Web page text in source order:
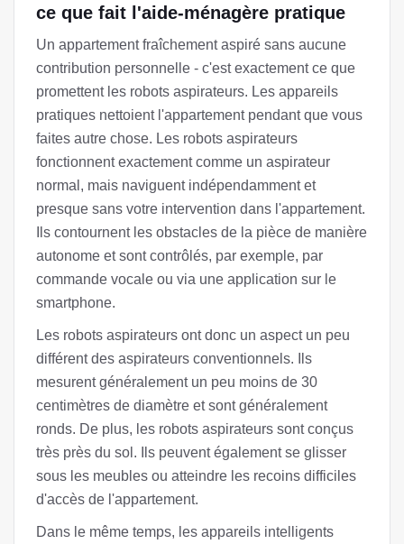
ce que fait l'aide-ménagère pratique
Un appartement fraîchement aspiré sans aucune
contribution personnelle - c'est exactement ce que
promettent les robots aspirateurs. Les appareils
pratiques nettoient l'appartement pendant que vous
faites autre chose. Les robots aspirateurs
fonctionnent exactement comme un aspirateur
normal, mais naviguent indépendamment et
presque sans votre intervention dans l'appartement.
Ils contournent les obstacles de la pièce de manière
autonome et sont contrôlés, par exemple, par
commande vocale ou via une application sur le
smartphone.
Les robots aspirateurs ont donc un aspect un peu
différent des aspirateurs conventionnels. Ils
mesurent généralement un peu moins de 30
centimètres de diamètre et sont généralement
ronds. De plus, les robots aspirateurs sont conçus
très près du sol. Ils peuvent également se glisser
sous les meubles ou atteindre les recoins difficiles
d'accès de l'appartement.
Dans le même temps, les appareils intelligents